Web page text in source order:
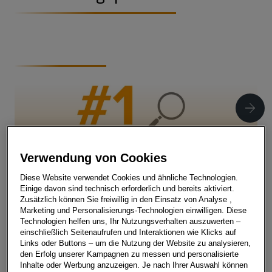
Wichtiger Hinweis vorab: Du kannst dich bei uns nur
online bewerben.
Finde den Job, der deine Karriere­ziele in Fahrt
bringt.
Klicke dann auf „Jetzt bewerben“.
Verwendung von Cookies
Diese Website verwendet Cookies und ähnliche Technologien.
Einige davon sind technisch erforderlich und bereits aktiviert.
Zusätzlich können Sie freiwillig in den Einsatz von Analyse ,
Marketing und Personalisierungs-Technologien einwilligen. Diese
Technologien helfen uns, Ihr Nutzungsverhalten auszuwerten –
einschließlich Seitenaufrufen und Interaktionen wie Klicks auf
Links oder Buttons – um die Nutzung der Website zu analysieren,
den Erfolg unserer Kampagnen zu messen und personalisierte
Inhalte oder Werbung anzuzeigen. Je nach Ihrer Auswahl können